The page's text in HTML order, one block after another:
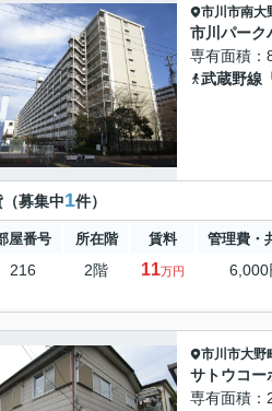
市川市南大
市川パーク
専有面積
武蔵野線
募集中1件）
屋番号 所在階 賃料 管理費・
216 2階 11万円 6,000
市川市大野
サトウコー
専有面積